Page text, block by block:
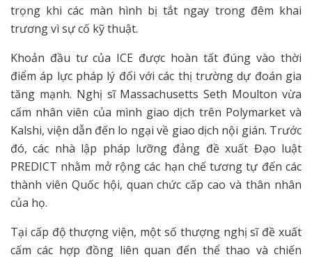
trọng khi các màn hình bị tắt ngay trong đêm khai
trương vì sự cố kỹ thuật.
Khoản đầu tư của ICE được hoàn tất đúng vào thời
điểm áp lực pháp lý đối với các thị trường dự đoán gia
tăng mạnh. Nghị sĩ Massachusetts Seth Moulton vừa
cấm nhân viên của mình giao dịch trên Polymarket và
Kalshi, viện dẫn đến lo ngại về giao dịch nội gián. Trước
đó, các nhà lập pháp lưỡng đảng đề xuất Đạo luật
PREDICT nhằm mở rộng các hạn chế tương tự đến các
thành viên Quốc hội, quan chức cấp cao và thân nhân
của họ.
Tại cấp độ thượng viện, một số thượng nghị sĩ đề xuất
cấm các hợp đồng liên quan đến thể thao và chiến